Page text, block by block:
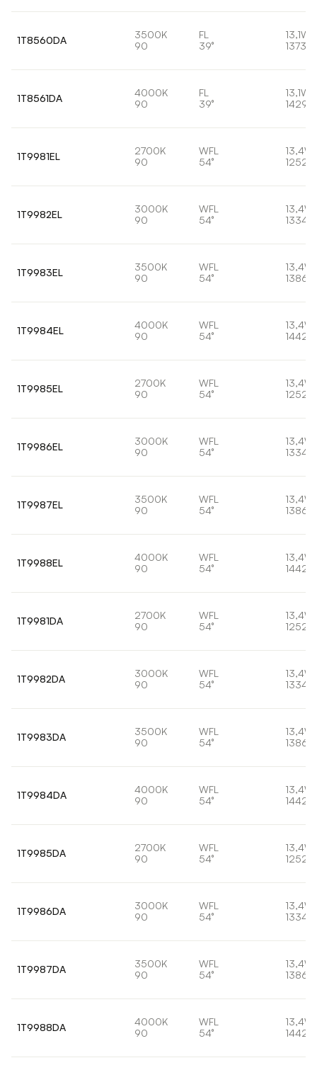
1T8560DA
3500K
90
FL
39°
13,1W
1373lm
1T8561DA
4000K
90
FL
39°
13,1W
1429lm
1T9981EL
2700K
90
WFL
54°
13,4W
1252lm
1T9982EL
3000K
90
WFL
54°
13,4W
1334lm
1T9983EL
3500K
90
WFL
54°
13,4W
1386lm
1T9984EL
4000K
90
WFL
54°
13,4W
1442lm
1T9985EL
2700K
90
WFL
54°
13,4W
1252lm
1T9986EL
3000K
90
WFL
54°
13,4W
1334lm
1T9987EL
3500K
90
WFL
54°
13,4W
1386lm
1T9988EL
4000K
90
WFL
54°
13,4W
1442lm
1T9981DA
2700K
90
WFL
54°
13,4W
1252lm
1T9982DA
3000K
90
WFL
54°
13,4W
1334lm
1T9983DA
3500K
90
WFL
54°
13,4W
1386lm
1T9984DA
4000K
90
WFL
54°
13,4W
1442lm
1T9985DA
2700K
90
WFL
54°
13,4W
1252lm
1T9986DA
3000K
90
WFL
54°
13,4W
1334lm
1T9987DA
3500K
90
WFL
54°
13,4W
1386lm
1T9988DA
4000K
90
WFL
54°
13,4W
1442lm